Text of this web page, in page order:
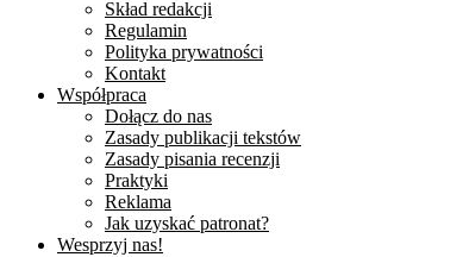
Skład redakcji
Regulamin
Polityka prywatności
Kontakt
Współpraca
Dołącz do nas
Zasady publikacji tekstów
Zasady pisania recenzji
Praktyki
Reklama
Jak uzyskać patronat?
Wesprzyj nas!